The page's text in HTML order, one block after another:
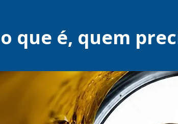
o que é, quem